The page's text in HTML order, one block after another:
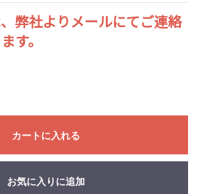
弊社よりメールにてご連絡
す。
カートに入れる
お気に入りに追加